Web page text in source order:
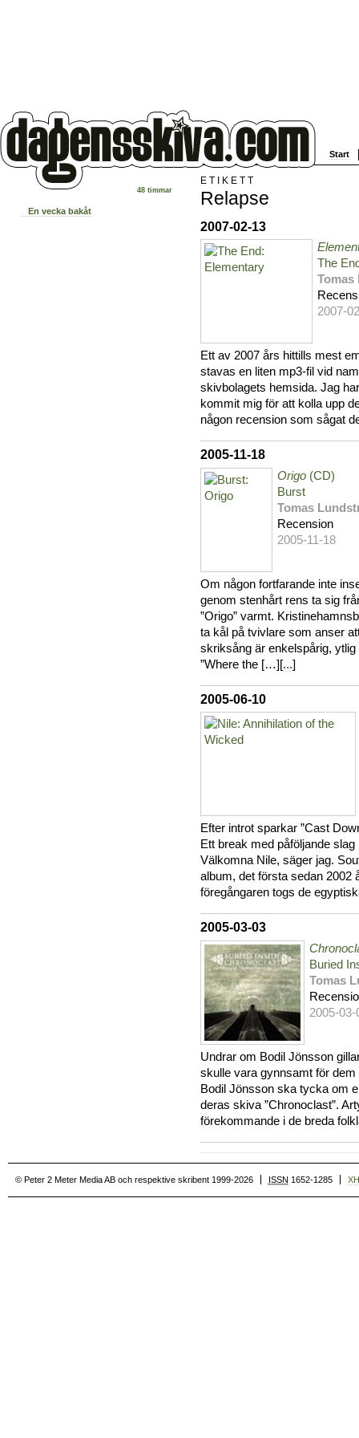
Start
48 timmar
En vecka bakåt
ETIKETT
Relapse
2007-02-13
The
Tomas
2007-
Ett av 2007 års hittills mest
stavas en liten mp3-fil vid
skivbolagets hemsida. Jag
kommit mig för att kolla upp
någon recension som sågat
2005-11-18
Origo (CD)
Burst
Tomas
Recension
2005-11-18
Om någon fortfarande inte
genom stenhårt rens ta sig
”Origo” varmt.
ta kål på tvivlare som anser
skriksång är enkelspårig,
”Where the […][...]
2005-06-10
Efter introt sparkar ”Cast
Ett break med påföljande
Välkomna Nile, säger jag.
album, det första sedan 2002
föregångaren togs de
2005-03-03
Buried
Tomas
2005-03-
Undrar om Bodil Jönsson
skulle vara gynnsamt för
Bodil Jönsson ska tycka om
deras skiva ”Chronoclast”.
förekommande i de breda
© Peter 2 Meter Media AB och respektive skribent 1999-2026 ISSN 1652-1285